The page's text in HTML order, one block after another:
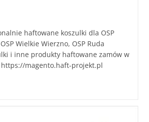
haftowane koszulki dla OSP
Wielkie Wierzno, OSP Ruda
i inne produkty haftowane zamów w
https://magento.haft-projekt.pl